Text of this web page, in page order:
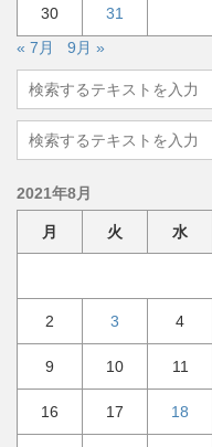
30
31
« 7月
9月 »
2021年8月
月 火 水
2 3 4
9 10 11
16 17 18